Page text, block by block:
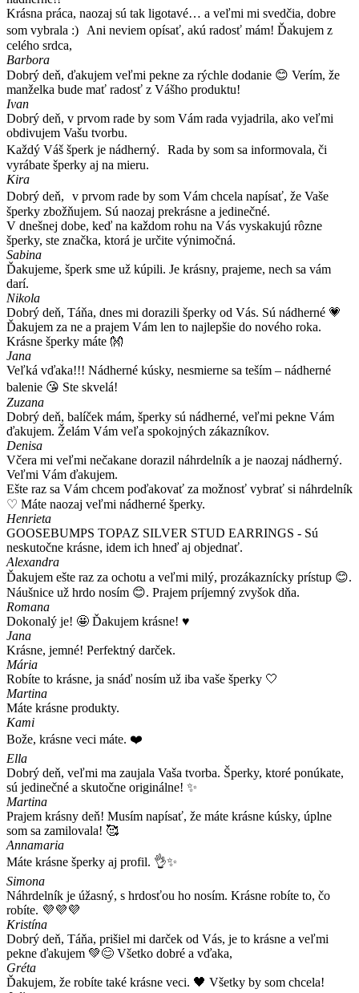
Krásna práca, naozaj sú tak ligotavé… a veľmi mi svedčia, dobre
som vybrala :) Ani neviem opísať, akú radosť mám! Ďakujem z
celého srdca,
Barbora
Dobrý deň, ďakujem veľmi pekne za rýchle dodanie 😊 Verím, že
manželka bude mať radosť z Vášho produktu!
Ivan
Dobrý deň, v prvom rade by som Vám rada vyjadrila, ako veľmi
obdivujem Vašu tvorbu.
Každý Váš šperk je nádherný. Rada by som sa informovala, či
vyrábate šperky aj na mieru.
Kira
Dobrý deň, v prvom rade by som Vám chcela napísať, že Vaše
šperky zbožňujem. Sú naozaj prekrásne a jedinečné.
V dnešnej dobe, keď na každom rohu na Vás vyskakujú rôzne
šperky, ste značka, ktorá je určite výnimočná.
Sabina
Ďakujeme, šperk sme už kúpili. Je krásny, prajeme, nech sa vám
darí.
Nikola
Dobrý deň, Táňa, dnes mi dorazili šperky od Vás. Sú nádherné 💗
Ďakujem za ne a prajem Vám len to najlepšie do nového roka.
Krásne šperky máte 👐
Jana
Veľká vďaka!!! Nádherné kúsky, nesmierne sa teším – nádherné
balenie 😘 Ste skvelá!
Zuzana
Dobrý deň, balíček mám, šperky sú nádherné, veľmi pekne Vám
ďakujem. Želám Vám veľa spokojných zákazníkov.
Denisa
Včera mi veľmi nečakane dorazil náhrdelník a je naozaj nádherný.
Veľmi Vám ďakujem.
Ešte raz sa Vám chcem poďakovať za možnosť vybrať si náhrdelník
♡ Máte naozaj veľmi nádherné šperky.
Henrieta
GOOSEBUMPS TOPAZ SILVER STUD EARRINGS - Sú
neskutočne krásne, idem ich hneď aj objednať.
Alexandra
Ďakujem ešte raz za ochotu a veľmi milý, prozákaznícky prístup 😊.
Náušnice už hrdo nosím 😊. Prajem príjemný zvyšok dňa.
Romana
Dokonalý je! 🤩 Ďakujem krásne! ♥️
Jana
Krásne, jemné! Perfektný darček.
Mária
Robíte to krásne, ja snáď nosím už iba vaše šperky 🤍
Martina
Máte krásne produkty.
Kami
Bože, krásne veci máte. ❤️
Ella
Dobrý deň, veľmi ma zaujala Vaša tvorba. Šperky, ktoré ponúkate,
sú jedinečné a skutočne originálne! ✨
Martina
Prajem krásny deň! Musím napísať, že máte krásne kúsky, úplne
som sa zamilovala! 🥰
Annamaria
Máte krásne šperky aj profil. 👌✨
Simona
Náhrdelník je úžasný, s hrdosťou ho nosím. Krásne robíte to, čo
robíte. 💜💜💜
Kristína
Dobrý deň, Táňa, prišiel mi darček od Vás, je to krásne a veľmi
pekne ďakujem 💚😊 Všetko dobré a vďaka,
Gréta
Ďakujem, že robíte také krásne veci. 🖤 Všetky by som chcela!